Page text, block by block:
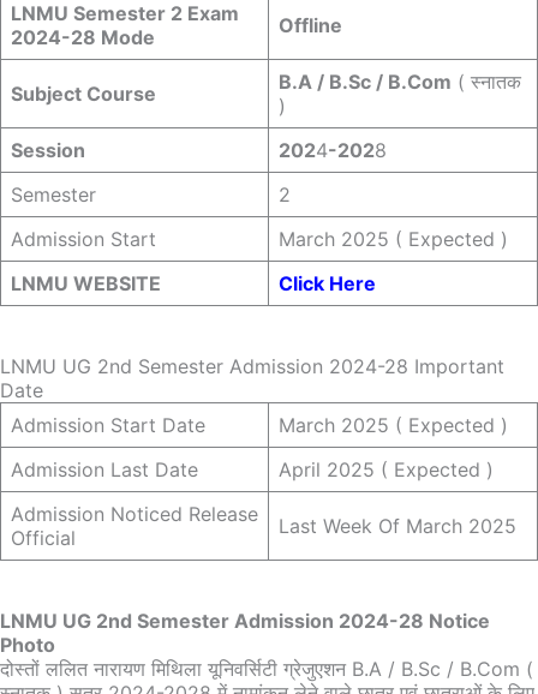
LNMU Semester 2 Exam
2024-28 Mode
Offline
Subject Course B.A / B.Sc / B.Com ( स्नातक
)
Session
2024-2028
Semester
2
Admission Start
March 2025 ( Expected )
LNMU WEBSITE
Click Here
LNMU UG 2nd Semester Admission 2024-28 Important
Date
Admission Start Date
March 2025 ( Expected )
Admission Last Date
April 2025 ( Expected )
Admission Noticed Release
Official
Last Week Of March 2025
LNMU UG 2nd Semester Admission 2024-28 Notice
Photo
दोस्तों ललित नारायण मिथिला यूनिवर्सिटी ग्रेजुएशन B.A / B.Sc / B.Com (